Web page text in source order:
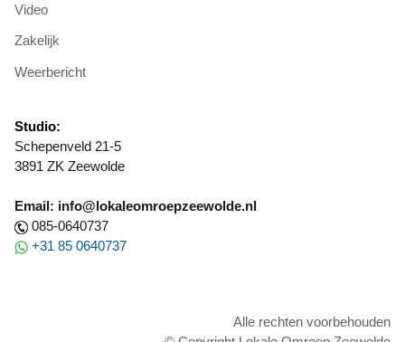
Video
Zakelijk
Weerbericht
Studio:
Schepenveld 21-5
3891 ZK Zeewolde
Email: info@lokaleomroepzeewolde.nl
085-0640737
+31 85 0640737
Alle rechten voorbehouden